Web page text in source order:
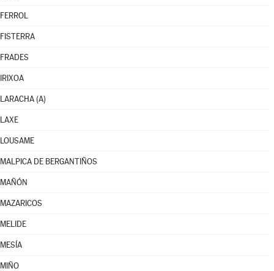
FERROL
FISTERRA
FRADES
IRIXOA
LARACHA (A)
LAXE
LOUSAME
MALPICA DE BERGANTIÑOS
MAÑÓN
MAZARICOS
MELIDE
MESÍA
MIÑO